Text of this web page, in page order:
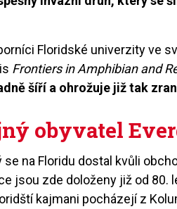
Floridské univerzity ve
Frontiers in Amphibian and
šíří a ohrožuje již tak
obyvatel
se na Floridu dostal kvůli
jsou zde doloženy již od
kajmani pocházejí z